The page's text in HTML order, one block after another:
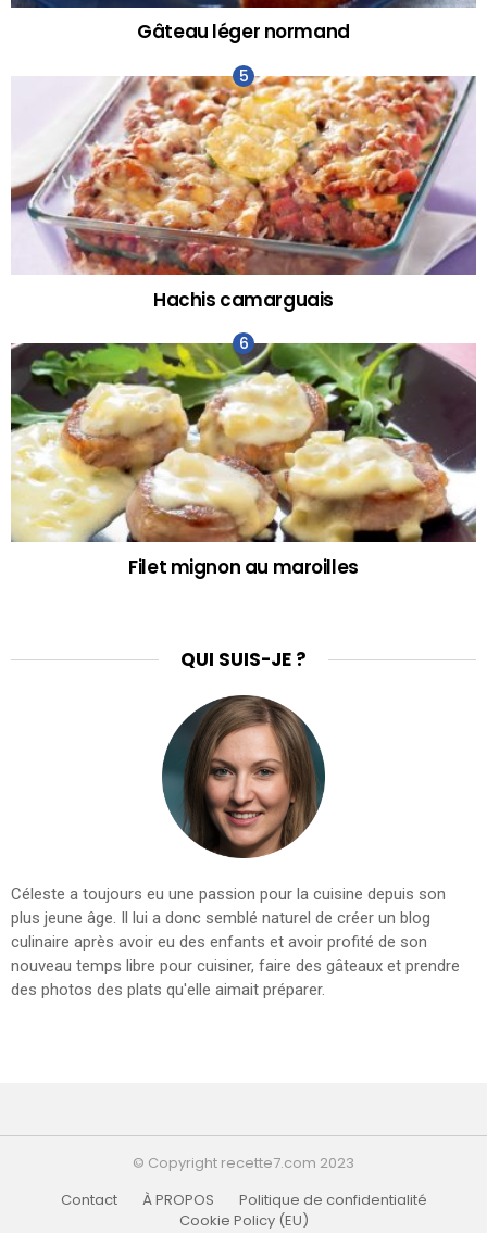
Gâteau léger normand
Hachis camarguais
Filet mignon au maroilles
QUI SUIS-JE ?
Céleste a toujours eu une passion pour la cuisine depuis son
plus jeune âge. Il lui a donc semblé naturel de créer un blog
culinaire après avoir eu des enfants et avoir profité de son
nouveau temps libre pour cuisiner, faire des gâteaux et prendre
des photos des plats qu'elle aimait préparer.
© Copyright recette7.com 2023
Contact
À PROPOS
Politique de confidentialité
Cookie Policy (EU)